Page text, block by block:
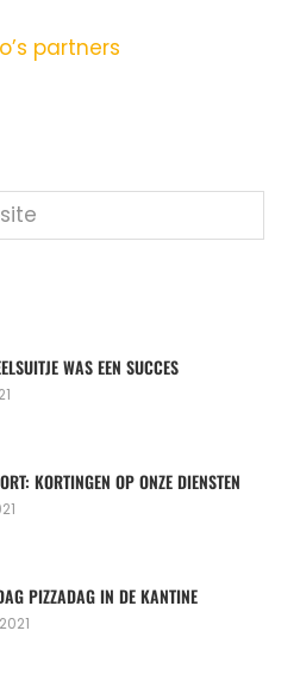
partners
WAS EEN SUCCES
KORTINGEN OP ONZE DIENSTEN
PIZZADAG IN DE KANTINE